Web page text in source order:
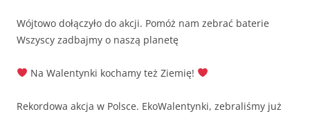
Wójtowo dołączyło do akcji. Pomóż nam zebrać baterie
Wszyscy zadbajmy o naszą planetę
Na Walentynki kochamy też Ziemię!
Rekordowa akcja w Polsce. EkoWalentynki, zebraliśmy już